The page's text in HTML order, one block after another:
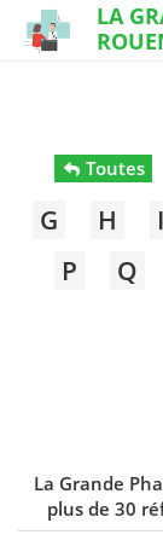
LA
Toutes
G
H I
P
Q
La Grande
plus de 30